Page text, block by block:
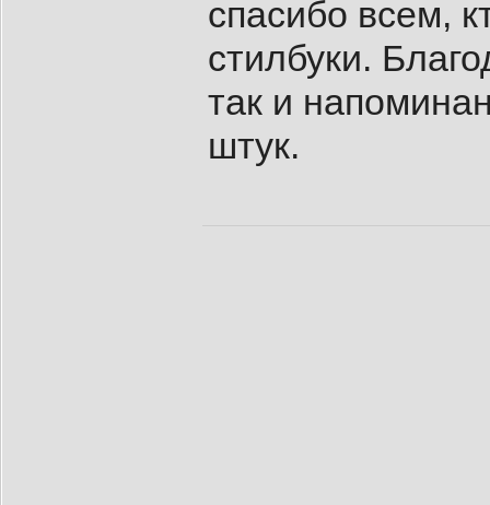
спасибо всем,
стилбуки.
так и
штук.